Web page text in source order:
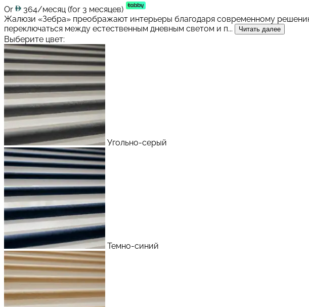
Or
364/месяц (for 3 месяцев)
Жалюзи «Зебра» преображают интерьеры благодаря современному
переключаться между естественным дневным светом и п...
Читать далее
Выберите цвет:
Угольно-серый
Темно-синий